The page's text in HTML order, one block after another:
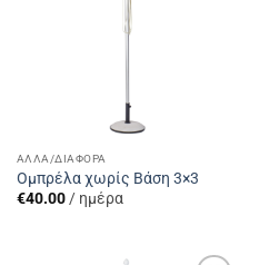
ΆΛΛΑ/ΔΙΆΦΟΡΑ
Ομπρέλα χωρίς Βάση 3×3
€40.00/ ημέρα